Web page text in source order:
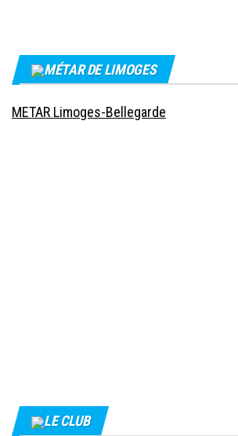
MÉTAR DE LIMOGES
METAR Limoges-Bellegarde
LE CLUB